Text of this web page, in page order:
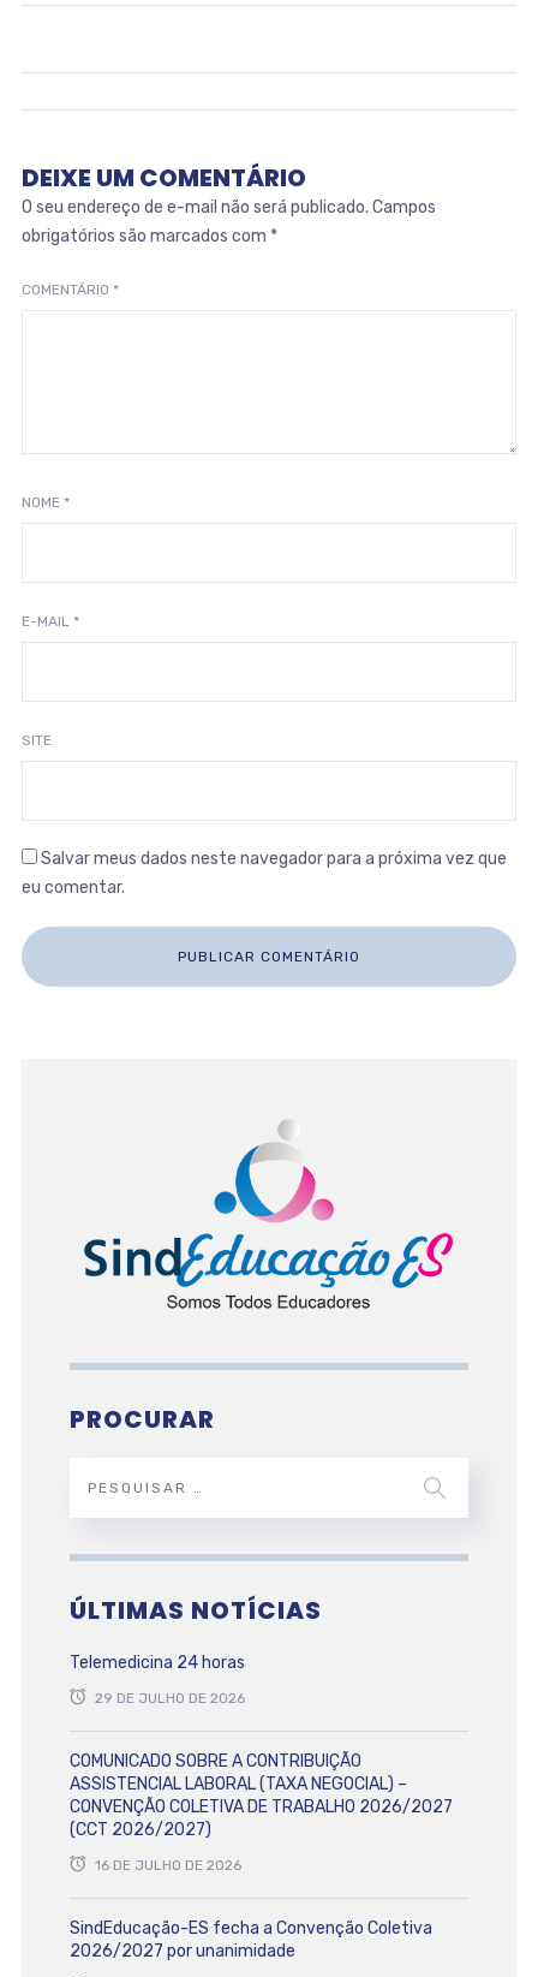
DEIXE UM COMENTÁRIO
O seu endereço de e-mail não será publicado. Campos
obrigatórios são marcados com *
COMENTÁRIO *
NOME *
E-MAIL *
SITE
Salvar meus dados neste navegador para a próxima vez que
eu comentar.
PROCURAR
ÚLTIMAS NOTÍCIAS
Telemedicina 24 horas
29 DE JULHO DE 2026
COMUNICADO SOBRE A CONTRIBUIÇÃO
ASSISTENCIAL LABORAL (TAXA NEGOCIAL) –
CONVENÇÃO COLETIVA DE TRABALHO 2026/2027
(CCT 2026/2027)
16 DE JULHO DE 2026
SindEducação-ES fecha a Convenção Coletiva
2026/2027 por unanimidade